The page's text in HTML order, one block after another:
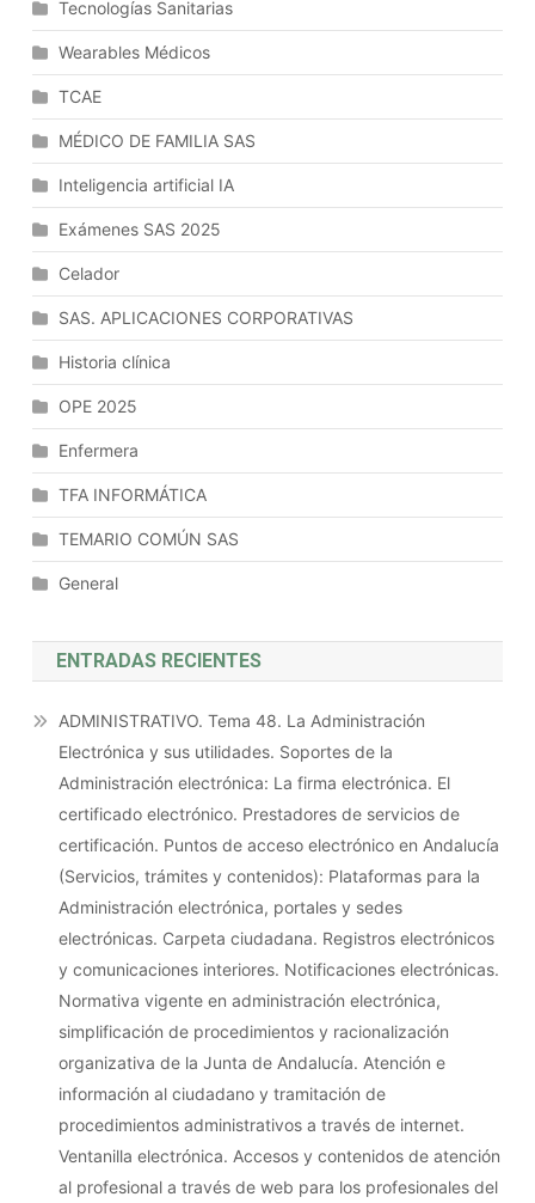
Tecnologías Sanitarias
Wearables Médicos
TCAE
MÉDICO DE FAMILIA SAS
Inteligencia artificial IA
Exámenes SAS 2025
Celador
SAS. APLICACIONES CORPORATIVAS
Historia clínica
OPE 2025
Enfermera
TFA INFORMÁTICA
TEMARIO COMÚN SAS
General
ENTRADAS RECIENTES
ADMINISTRATIVO. Tema 48. La Administración
Electrónica y sus utilidades. Soportes de la
Administración electrónica: La firma electrónica. El
certificado electrónico. Prestadores de servicios de
certificación. Puntos de acceso electrónico en Andalucía
(Servicios, trámites y contenidos): Plataformas para la
Administración electrónica, portales y sedes
electrónicas. Carpeta ciudadana. Registros electrónicos
y comunicaciones interiores. Notificaciones electrónicas.
Normativa vigente en administración electrónica,
simplificación de procedimientos y racionalización
organizativa de la Junta de Andalucía. Atención e
información al ciudadano y tramitación de
procedimientos administrativos a través de internet.
Ventanilla electrónica. Accesos y contenidos de atención
al profesional a través de web para los profesionales del